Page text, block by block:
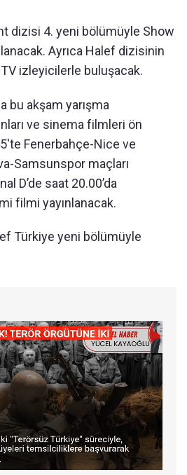
dizisi 4. yeni bölümüyle Show
Ayrıca Halef dizisinin
izleyicilerle buluşacak.
bu akşam yarışma
ve sinema filmleri ön
Fenerbahçe-Nice ve
Samsunspor maçları
D’de saat 20.00’da
filmi yayınlanacak.
Türkiye yeni bölümüyle